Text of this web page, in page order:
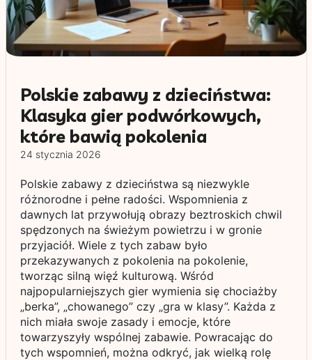
Polskie zabawy z dzieciństwa:
Klasyka gier podwórkowych,
które bawią pokolenia
24 stycznia 2026
Polskie zabawy z dzieciństwa są niezwykle
różnorodne i pełne radości. Wspomnienia z
dawnych lat przywołują obrazy beztroskich chwil
spędzonych na świeżym powietrzu i w gronie
przyjaciół. Wiele z tych zabaw było
przekazywanych z pokolenia na pokolenie,
tworząc silną więź kulturową. Wśród
najpopularniejszych gier wymienia się chociażby
„berka”, „chowanego” czy „gra w klasy”. Każda z
nich miała swoje zasady i emocje, które
towarzyszyły wspólnej zabawie. Powracając do
tych wspomnień, można odkryć, jak wielką rolę